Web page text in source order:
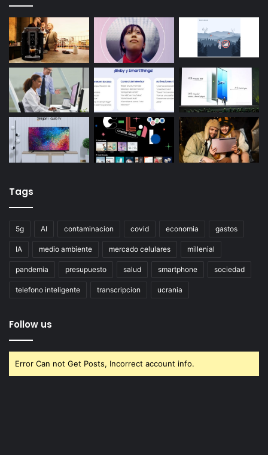
Tags
5g AI contaminacion covid economia gastos
IA medio ambiente mercado celulares millenial
pandemia presupuesto salud smartphone sociedad
telefono inteligente transcripcion ucrania
Follow us
Error Can not Get Posts, Incorrect account info.